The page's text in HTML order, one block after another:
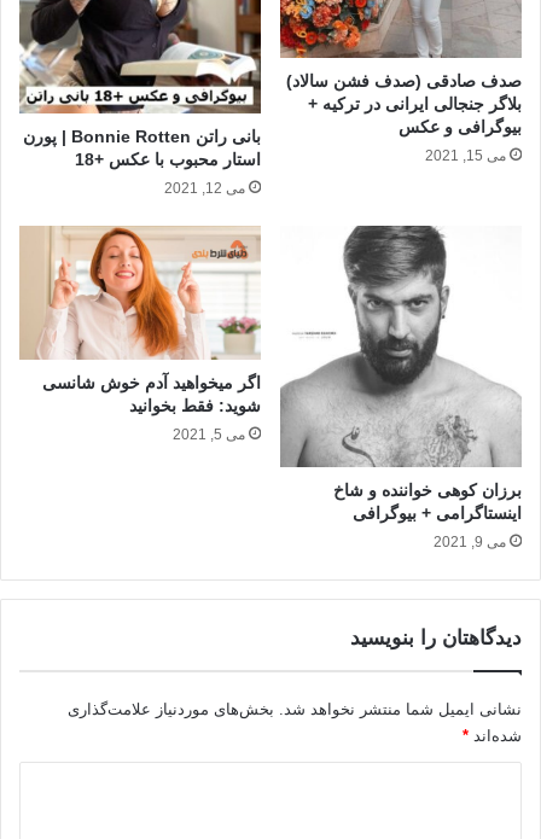
صدف صادقی (صدف فشن سالاد)
بلاگر جنجالی ایرانی در ترکیه +
بیوگرافی و عکس
می 15, 2021
بانی راتن Bonnie Rotten‎ | پورن
استار محبوب با عکس +18
می 12, 2021
برزان کوهی خواننده و شاخ
اینستاگرامی + بیوگرافی
می 9, 2021
اگر میخواهید آدم خوش شانسی
شوید: فقط بخوانید
می 5, 2021
دیدگاهتان را بنویسید
نشانی ایمیل شما منتشر نخواهد شد.
بخش‌های موردنیاز علامت‌گذاری
شده‌اند *